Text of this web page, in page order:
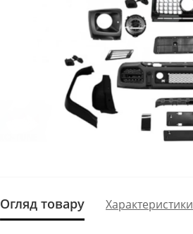
Огляд товару Характеристики